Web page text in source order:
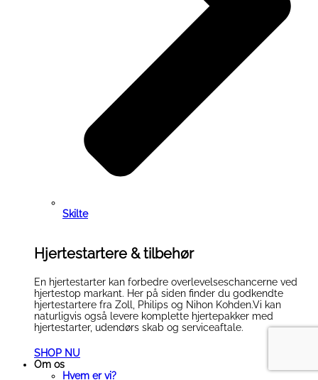
Skilte
Hjertestartere & tilbehør
En hjertestarter kan forbedre overlevelseschancerne ved
hjertestop markant. Her på siden finder du godkendte
hjertestartere fra Zoll, Philips og Nihon Kohden.Vi kan
naturligvis også levere komplette hjertepakker med
hjertestarter, udendørs skab og serviceaftale.
SHOP NU
Om os
Hvem er vi?